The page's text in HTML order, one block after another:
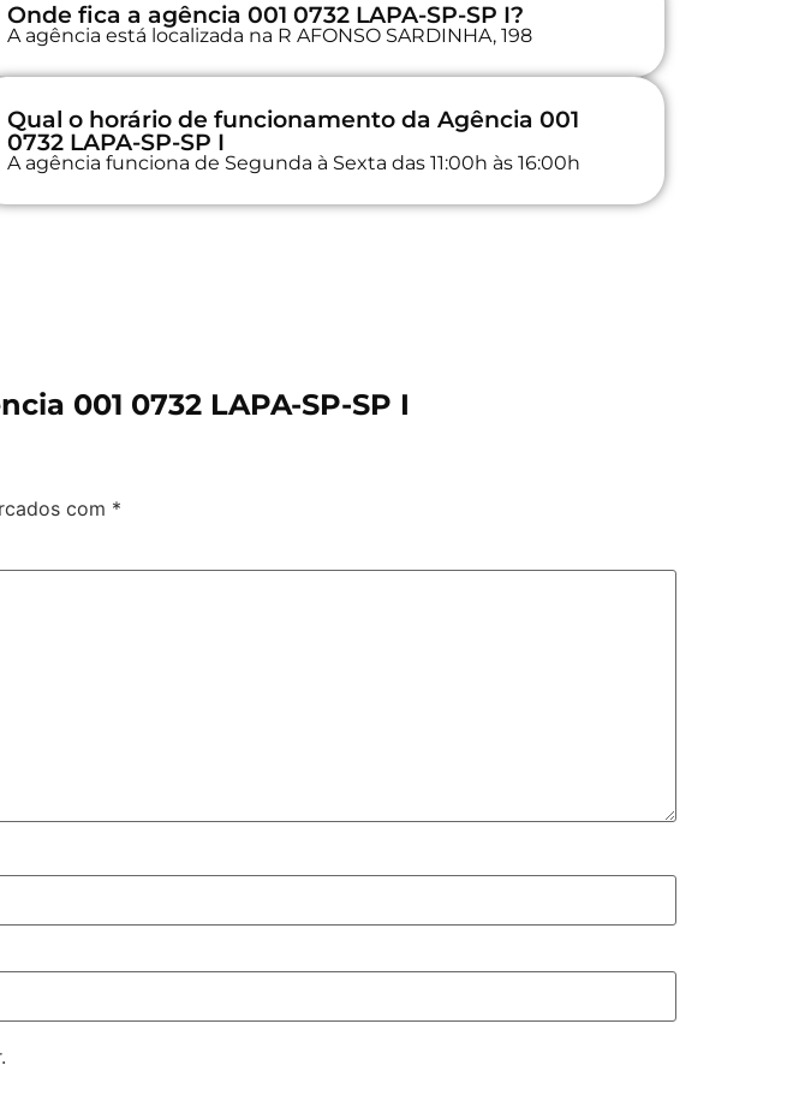
Onde fica a agência 001 0732 LAPA-SP-SP I?
A agência está localizada na R AFONSO SARDINHA, 198
Qual o horário de funcionamento da Agência 001
0732 LAPA-SP-SP I
A agência funciona de Segunda à Sexta das 11:00h às 16:00h
001 0732 LAPA-SP-SP I
com *